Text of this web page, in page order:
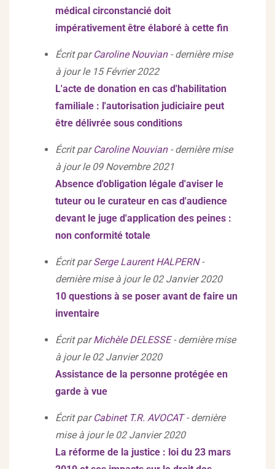
médical circonstancié doit
impérativement être élaboré à cette fin
Écrit par Caroline Nouvian- dernière mise
à jour le 15 Février 2022
L'acte de donation en cas d'habilitation
familiale : l'autorisation judiciaire peut
être délivrée sous conditions
Écrit par Caroline Nouvian- dernière mise
à jour le 09 Novembre 2021
Absence d'obligation légale d'aviser le
tuteur ou le curateur en cas d'audience
devant le juge d'application des peines :
non conformité totale
Écrit parSerge Laurent HALPERN-
dernière mise à jour le 02 Janvier 2020
10 questions à se poser avant de faire un
inventaire
Écrit parMichèle DELESSE- dernière mise
à jour le 02 Janvier 2020
Assistance de la personne protégée en
garde à vue
Écrit par Cabinet T.R. AVOCAT- dernière
mise à jour le 02 Janvier 2020
La réforme de la justice : loi du 23 mars